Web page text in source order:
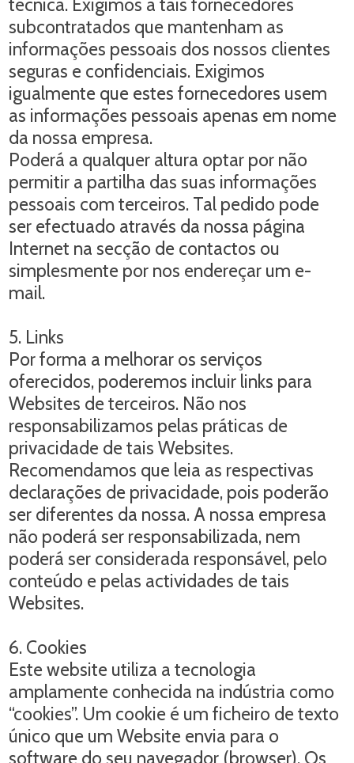
técnica. Exigimos a tais fornecedores
subcontratados que mantenham as
informações pessoais dos nossos clientes
seguras e confidenciais. Exigimos
igualmente que estes fornecedores usem
as informações pessoais apenas em nome
da nossa empresa.
Poderá a qualquer altura optar por não
permitir a partilha das suas informações
pessoais com terceiros. Tal pedido pode
ser efectuado através da nossa página
Internet na secção de contactos ou
simplesmente por nos endereçar um e-
mail.
5. Links
Por forma a melhorar os serviços
oferecidos, poderemos incluir links para
Websites de terceiros. Não nos
responsabilizamos pelas práticas de
privacidade de tais Websites.
Recomendamos que leia as respectivas
declarações de privacidade, pois poderão
ser diferentes da nossa. A nossa empresa
não poderá ser responsabilizada, nem
poderá ser considerada responsável, pelo
conteúdo e pelas actividades de tais
Websites.
6. Cookies
Este website utiliza a tecnologia
amplamente conhecida na indústria como
“cookies”. Um cookie é um ficheiro de texto
único que um Website envia para o
software do seu navegador (browser). Os